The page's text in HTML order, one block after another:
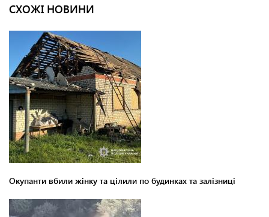
СХОЖІ НОВИНИ
Окупанти вбили жінку та цілили по будинках та залізниці